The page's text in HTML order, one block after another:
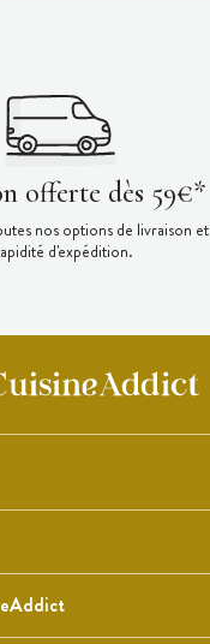
offerte dès 59€*
nos options de livraison et
d'expédition.